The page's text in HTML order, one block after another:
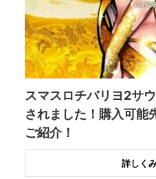
スマスロチバリヨ2サ
されました！購入可能
ご紹介！
詳しく